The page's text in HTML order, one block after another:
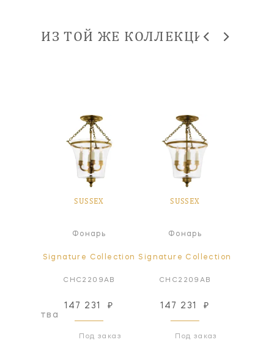
ИЗ ТОЙ ЖЕ КОЛЛЕКЦИИ
SUSSEX
Фонарь
Signature Collection
CHC2209AB
147 231 ₽
Под заказ
SUSSEX
Фонарь
Signature Collection
CHC2209AB
147 231 ₽
Под заказ